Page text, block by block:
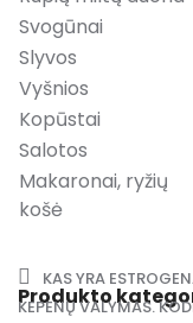
Produkto
Svogūnai
Slyvos
Vyšnios
Kopūstai
Salotos
Makaronai, ryžių
košė
Post
KAS YRA
KEPENŲ VALYMAS.